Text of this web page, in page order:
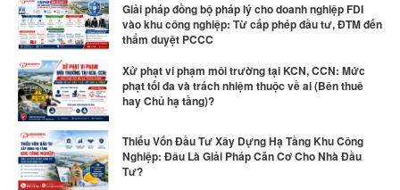
Giải pháp đồng bộ pháp lý cho doanh nghiệp FDI
vào khu công nghiệp: Từ cấp phép đầu tư, ĐTM đến
thẩm duyệt PCCC
Xử phạt vi phạm môi trường tại KCN, CCN: Mức
phạt tối đa và trách nhiệm thuộc về ai (Bên thuê
hay Chủ hạ tầng)?
Thiếu Vốn Đầu Tư Xây Dựng Hạ Tầng Khu Công
Nghiệp: Đâu Là Giải Pháp Căn Cơ Cho Nhà Đầu
Tư?